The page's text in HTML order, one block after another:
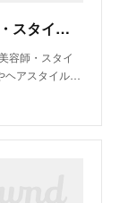
佐々木 香奈｜ブロック(bloc)の美容師・スタイリスト｜ホットペッパービューティー
容師・スタイ
ヘアスタイル…